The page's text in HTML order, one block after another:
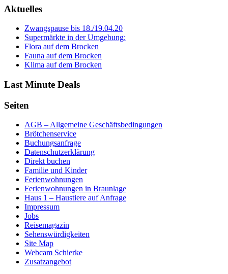
Aktuelles
Zwangspause bis 18./19.04.20
Supermärkte in der Umgebung:
Flora auf dem Brocken
Fauna auf dem Brocken
Klima auf dem Brocken
Last Minute Deals
Seiten
AGB – Allgemeine Geschäftsbedingungen
Brötchenservice
Buchungsanfrage
Datenschutzerklärung
Direkt buchen
Familie und Kinder
Ferienwohnungen
Ferienwohnungen in Braunlage
Haus 1 – Haustiere auf Anfrage
Impressum
Jobs
Reisemagazin
Sehenswürdigkeiten
Site Map
Webcam Schierke
Zusatzangebot